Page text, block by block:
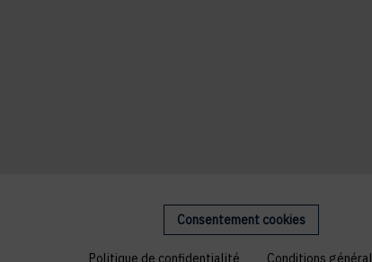
Consentement cookies
Politique de confidentialité Conditions